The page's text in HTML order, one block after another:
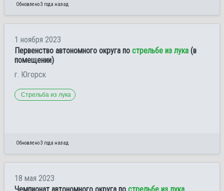
Обновлено 3 года назад
1 ноября 2023
Первенство автономного округа по стрельбе из лука (в
помещении)
г. Югорск
Стрельба из лука
Обновлено 3 года назад
18 мая 2023